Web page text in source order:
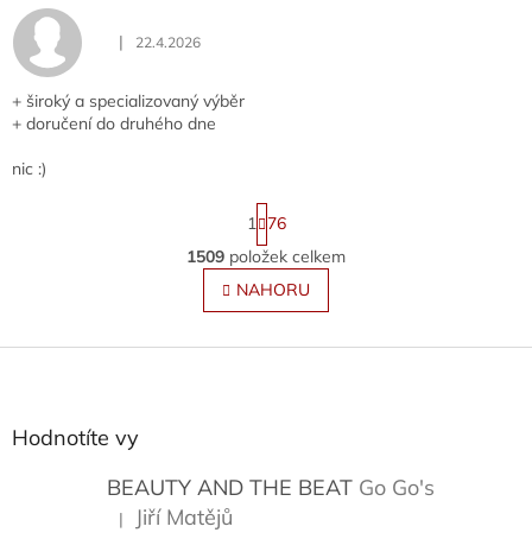
Hodnocení obchodu je 5 z 5 hvězdiček.
| 22.4.2026
+ široký a specializovaný výběr
+ doručení do druhého dne
nic :)
O
v
l
d
v
S
t
r
á
n
k
v
1 76
1509 položek celkem
NAHORU
Z
Hodnotíte vy
BEAUTY AND THE BEAT Go Go's
Hodnocení produktu je 5 z 5 hvězdiček.
| Jiří Matějů